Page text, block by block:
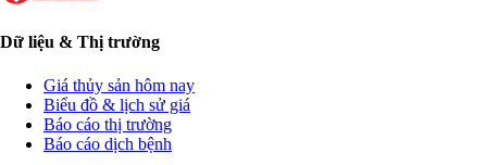
Dữ liệu & Thị trường
Giá thủy sản hôm nay
Biểu đồ & lịch sử giá
Báo cáo thị trường
Báo cáo dịch bệnh